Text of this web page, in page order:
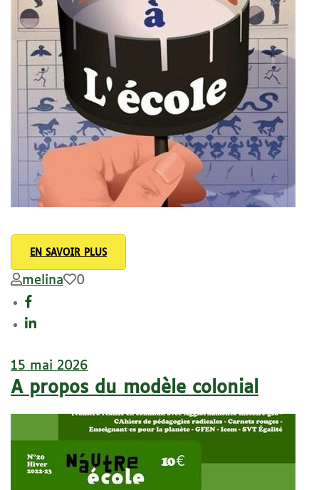
EN SAVOIR PLUS
melina 0
15 mai 2026
A propos du modèle colonial